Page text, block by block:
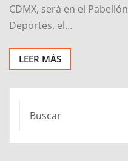
CDMX, será en el
Deportes, el…
LEER MÁS